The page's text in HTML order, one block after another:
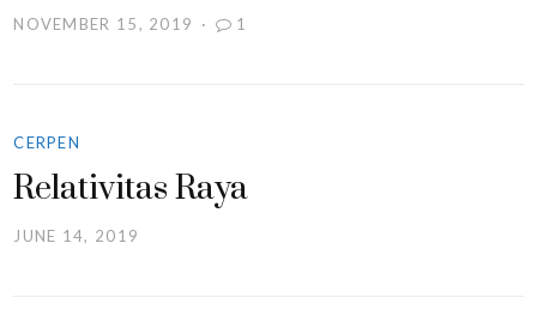
NOVEMBER 15, 2019 1
CERPEN
Relativitas Raya
JUNE 14, 2019